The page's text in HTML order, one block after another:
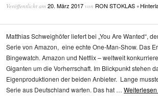
Veröffentlicht am 20. März 2017 von RON STOKLAS •
Matthias Schweighöfer liefert bei „You Are Wanted“,
Serie von Amazon, eine echte One-Man-Show. Das
Bingewatch. Amazon und Netflix – weltweit
Giganten um die Vorherrschaft. Im Blickpunkt stehen
Eigenproduktionen der beiden Anbieter. Lange
Serie aus Deutschland warten. Das hat … Weiterlesen